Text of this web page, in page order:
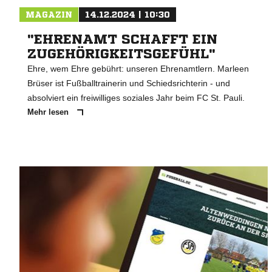
MAGAZIN 14.12.2024 | 10:30
"EHRENAMT SCHAFFT EIN
ZUGEHÖRIGKEITSGEFÜHL"
Ehre, wem Ehre gebührt: unseren Ehrenamtlern. Marleen
Brüser ist Fußballtrainerin und Schiedsrichterin - und
absolviert ein freiwilliges soziales Jahr beim FC St. Pauli.
Mehr lesen